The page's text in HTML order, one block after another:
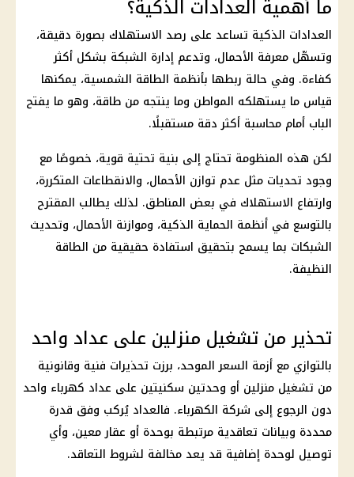
ما أهمية العدادات الذكية؟
العدادات الذكية تساعد على رصد الاستهلاك بصورة دقيقة،
وتسهّل معرفة الأحمال، وتدعم إدارة الشبكة بشكل أكثر
كفاءة. وفي حالة ربطها بأنظمة الطاقة الشمسية، يمكنها
قياس ما يستهلكه المواطن وما ينتجه من طاقة، وهو ما يفتح
الباب أمام محاسبة أكثر دقة مستقبلًا.
لكن هذه المنظومة تحتاج إلى بنية تحتية قوية، خصوصًا مع
وجود تحديات مثل عدم توازن الأحمال، والانقطاعات المتكررة،
وارتفاع الاستهلاك في بعض المناطق. لذلك يطالب المقترح
بالتوسع في أنظمة الحماية الذكية، وموازنة الأحمال، وتحديث
الشبكات بما يسمح بتحقيق استفادة حقيقية من الطاقة
النظيفة.
تحذير من تشغيل منزلين على عداد واحد
بالتوازي مع أزمة السعر الموحد، برزت تحذيرات فنية وقانونية
من تشغيل منزلين أو وحدتين سكنيتين على عداد كهرباء واحد
دون الرجوع إلى شركة الكهرباء. فالعداد يُركب وفق قدرة
محددة وبيانات تعاقدية مرتبطة بوحدة أو عقار معين، وأي
توصيل لوحدة إضافية قد يعد مخالفة لشروط التعاقد.